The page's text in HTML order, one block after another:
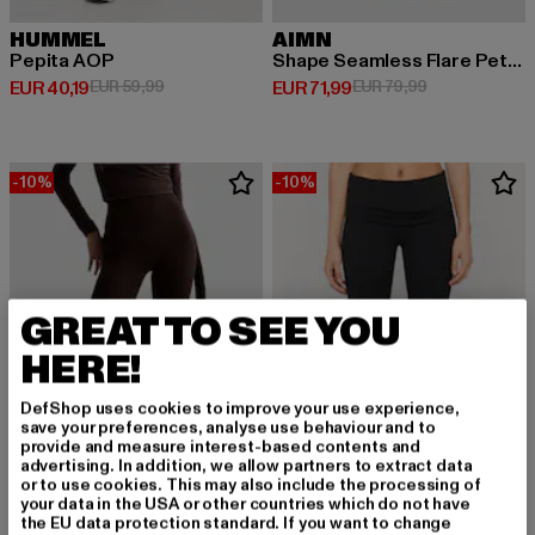
HUMMEL
Pepita AOP
EUR 40,19
Derzeitiger Preis: EUR 40,19
EUR 59,99Aktionspreis: EUR 59,99
AIMN
Shape Seamless Flare Petite
EUR 71,99
Derzeitiger Preis: EUR 71,99
EUR 79,99Aktionspreis:
-10% -10%
GREAT TO SEE YOU
HERE!
DefShop uses cookies to improve your use experience,
save your preferences, analyse use behaviour and to
provide and measure interest-based contents and
advertising. In addition, we allow partners to extract data
or to use cookies. This may also include the processing of
your data in the USA or other countries which do not have
the EU data protection standard. If you want to change